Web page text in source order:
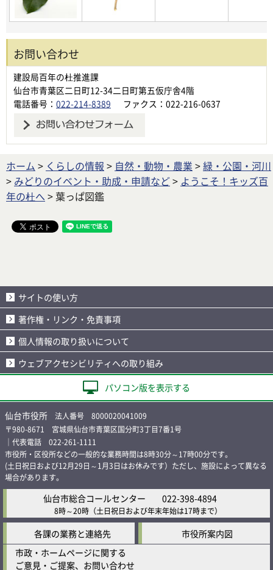
お問い合わせ
建設局百年の杜推進課
仙台市青葉区二日町12-34二日町第五仮庁舎4階
電話番号： 022-214-8389 ファクス：022-216-0637
ホーム > くらしの情報 > 自然・動物・農業 >緑・公園・河川
> みどりのイベント・助成・申請など> ようこそ！キッズ百
年の杜へ > 葉っぱ図鑑
サイトの使い方
著作権・リンク・免責事項
個人情報の取り扱いについて
ウェブアクセシビリティへの取り組み
パソコン版を表示する
仙台市役所 法人番号 8000020041009
〒980-8671 宮城県仙台市青葉区国分町3丁目7番1号
｜代表電話 022-261-1111
市役所・区役所などの一般的な業務時間は8時30分～17時00分です。
(土日祝日および12月29日～1月3日はお休みです）ただし、施設によって異なる
場合があります。
仙台市総合コールセンター 022-398-4894
8時～20時 （土日祝日および年末年始は17時まで）
各課の業務と連絡先
市役所案内図
市政・ホームページに関する
ご意見・ご提案、お問い合わせ